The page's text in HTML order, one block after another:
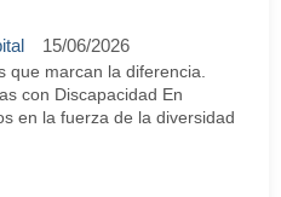
15/06/2026
que marcan la diferencia.
con Discapacidad En
en la fuerza de la diversidad